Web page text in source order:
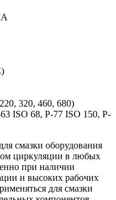
320, 460, 680)
ISO 68, P-77 ISO 150, P-
смазки оборудования
циркуляции в любых
при наличии
и высоких рабочих
для смазки